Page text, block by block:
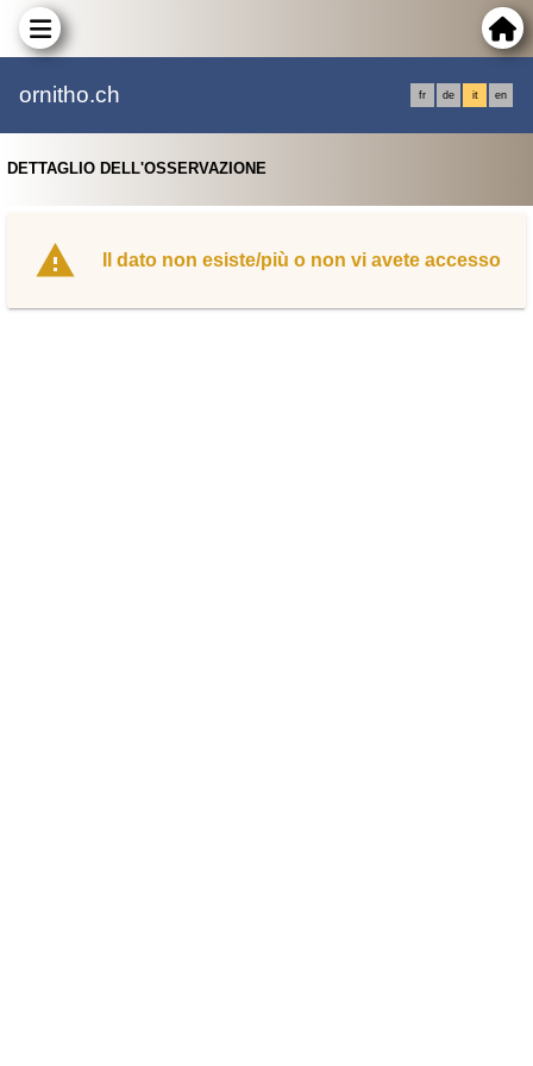
ornitho.ch fr de it en
DETTAGLIO DELL'OSSERVAZIONE
Il dato non esiste/più o non vi avete accesso